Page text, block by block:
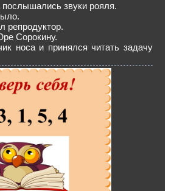
послышались звуки рояля.
репродуктор.
Сорокину.
носа и принялся читать задачу